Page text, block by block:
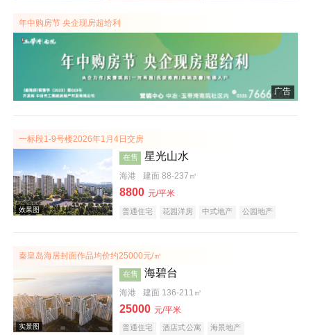
年中购房节 央企现房超给利
广告
一标段1-9号楼2026年1月4日交房
在售 星光山水
海港 建面 88-237㎡
8800 元/平米
普通住宅 花园洋房 中式地产
公园地产
秦皇岛海居封面作品均价约25000元/㎡
在售 海碧台
海港 建面 136-211㎡
25000 元/平米
普通住宅 酒店式公寓 海景地产